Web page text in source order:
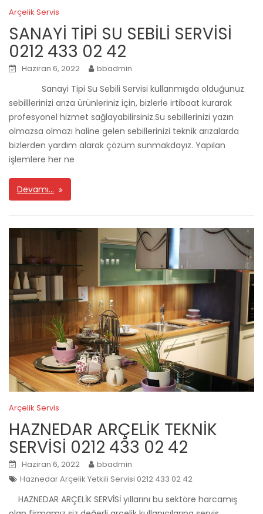
Arçelik Servis
SANAYİ TİPİ SU SEBİLİ SERVİSİ
0212 433 02 42
Haziran 6, 2022 bbadmin
Sanayi Tipi Su Sebili Servisi kullanmışda olduğunuz
sebilllerinizi arıza ürünleriniz için, bizlerle irtibaat kurarak
profesyonel hizmet sağlayabilirsiniz.Su sebillerinizi yazın
olmazsa olmazı haline gelen sebillerinizi teknik arızalarda
bizlerden yardım alarak çözüm sunmakdayız. Yapılan
işlemlere her ne
Devamı…
Arçelik Servis
HAZNEDAR ARÇELİK TEKNİK
SERVİSİ 0212 433 02 42
Haziran 6, 2022
bbadmin
Haznedar Arçelik Yetkili Servisi 0212 433 02 42
HAZNEDAR ARÇELİK SERVİSİ yıllarını bu sektöre harcamış